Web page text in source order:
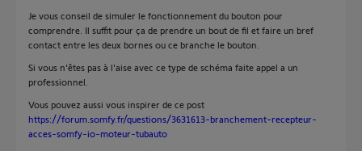
Je vous conseil de simuler le fonctionnement du bouton pour
comprendre. Il suffit pour ça de prendre un bout de fil et faire un bref
contact entre les deux bornes ou ce branche le bouton.
Si vous n'êtes pas à l'aise avec ce type de schéma faite appel a un
professionnel.
Vous pouvez aussi vous inspirer de ce post
https://forum.somfy.fr/questions/3631613-branchement-recepteur-
acces-somfy-io-moteur-tubauto